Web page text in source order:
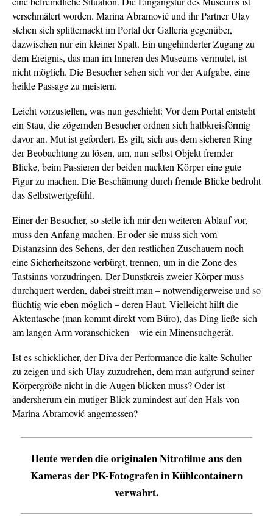
verschmälert worden. Marina Abramović und ihr Partner Ulay
stehen sich splitternackt im Portal der Galleria gegenüber,
dazwischen nur ein kleiner Spalt. Ein ungehinderter Zugang zu
dem Ereignis, das man im Inneren des Museums vermutet, ist
nicht möglich. Die Besucher sehen sich vor der Aufgabe, eine
heikle Passage zu meistern.
Leicht vorzustellen, was nun geschieht: Vor dem Portal entsteht
ein Stau, die zögernden Besucher ordnen sich halbkreisförmig
davor an. Mut ist gefordert. Es gilt, sich aus dem sicheren Ring
der Beobachtung zu lösen, um, nun selbst Objekt fremder
Blicke, beim Passieren der beiden nackten Körper eine gute
Figur zu machen. Die Beschämung durch fremde Blicke bedroht
das Selbstwertgefühl.
Einer der Besucher, so stelle ich mir den weiteren Ablauf vor,
muss den Anfang machen. Er oder sie muss sich vom
Distanzsinn des Sehens, der den restlichen Zuschauern noch
eine Sicherheitszone verbürgt, trennen, um in die Zone des
Tastsinns vorzudringen. Der Dunstkreis zweier Körper muss
durchquert werden, dabei streift man – notwendigerweise und so
flüchtig wie eben möglich – deren Haut. Vielleicht hilft die
Aktentasche (man kommt direkt vom Büro), das Ding ließe sich
am langen Arm voranschicken – wie ein Minensuchgerät.
Ist es schicklicher, der Diva der Performance die kalte Schulter
zu zeigen und sich Ulay zuzudrehen, dem man aufgrund seiner
Körpergröße nicht in die Augen blicken muss? Oder ist
andersherum ein mutiger Blick zumindest auf den Hals von
Marina Abramović angemessen?
Heute werden die originalen Nitrofilme aus den
Kameras der PK-Fotografen in Kühlcontainern
verwahrt.